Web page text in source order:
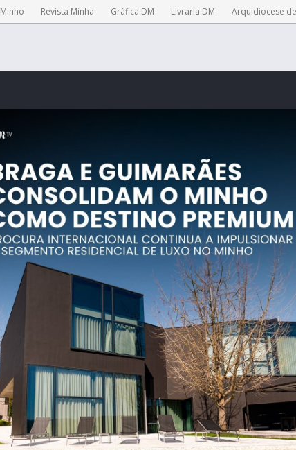
Revista Minha Gráfica DM Livraria DM Arquidiocese